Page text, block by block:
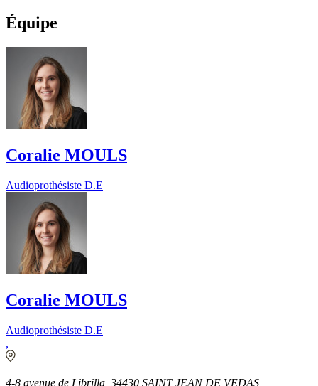
Équipe
Coralie MOULS
Audioprothésiste D.E
Coralie MOULS
Audioprothésiste D.E
4-8 avenue de Librilla, 34430 SAINT JEAN DE VEDAS